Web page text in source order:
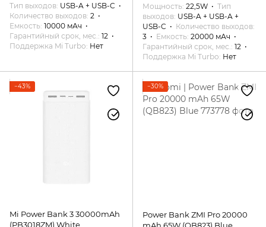
Тип выходов USB-A + USB-C
Количество выходов 2
Емкость 10000 мАч
Гарантийный срок, мес.
12
Поддержка Mi Turbo Нет
Мощность 22,5W
Тип
выходов USB-A + USB-A +
USB-C
Количество выходов
3
Емкость 20000 мАч
Гарантийный срок, мес.
12
Поддержка Mi Turbo Нет
−43%
Mi Power Bank 3 30000mAh
(PB3018ZM) White
−30%
Power Bank ZMI Pro 20000
mAh 65W (QB823) Blue